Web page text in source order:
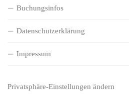
Buchungsinfos
Datenschutzerklärung
Impressum
Privatsphäre-Einstellungen ändern